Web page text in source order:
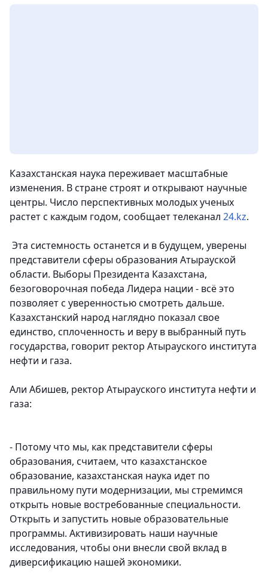
Казахстанская наука переживает масштабные
изменения. В стране строят и открывают научные
центры. Число перспективных молодых ученых
растет с каждым годом, сообщает телеканал 24.kz.
Эта системность останется и в будущем, уверены
представители сферы образования Атырауской
области. Выборы Президента Казахстана,
безоговорочная победа Лидера нации - всё это
позволяет с уверенностью смотреть дальше.
Казахстанский народ наглядно показал свое
единство, сплоченность и веру в выбранный путь
государства, говорит ректор Атырауского института
нефти и газа.
Али Абишев, ректор Атырауского института нефти и
газа:
- Потому что мы, как представители сферы
образования, считаем, что казахстанское
образование, казахстанская наука идет по
правильному пути модернизации, мы стремимся
открыть новые востребованные специальности.
Открыть и запустить новые образовательные
программы. Активизировать наши научные
исследования, чтобы они внесли свой вклад в
диверсификацию нашей экономики.